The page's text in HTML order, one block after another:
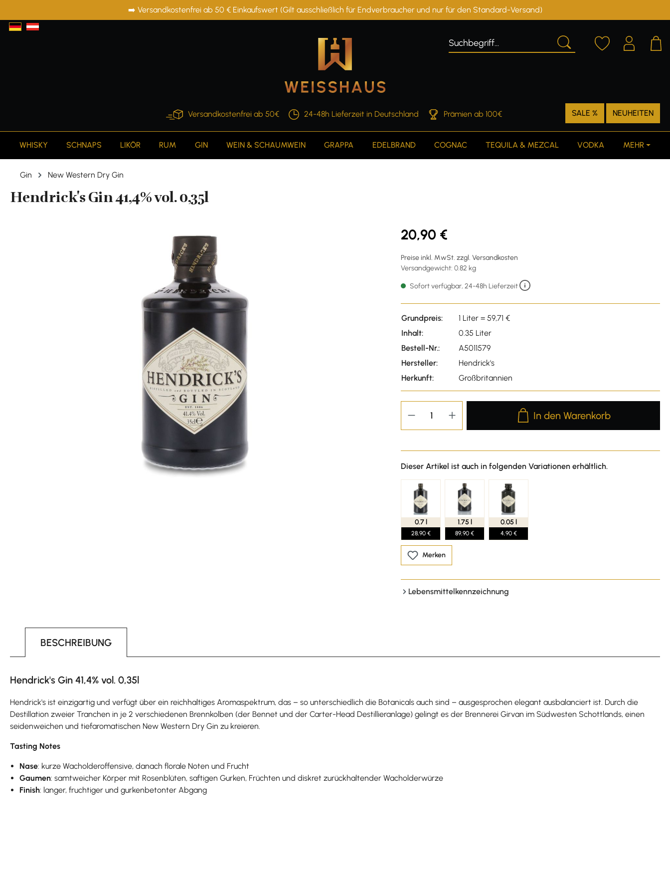
Zur Hauptnavigation springen➡️ Versandkostenfrei ab 50 € Einkaufswert (Gilt ausschließlich für Endverbraucher und nur für den Standard-Versand)
Versandkostenfrei ab 50€ 24-48h Lieferzeit in Deutschland Prämien ab 100€ SALE % NEUHEITEN
WHISKY SCHNAPS LIKÖR RUM GIN WEIN & SCHAUMWEIN GRAPPA EDELBRAND COGNAC TEQUILA & MEZCAL VODKA MEHR
Gin New Western Dry Gin
Hendrick's Gin 41,4% vol. 0,35l
20,90 €
Preise inkl. MwSt. zzgl. Versandkosten
Versandgewicht: 0.82 kg
Sofort verfügbar, 24-48h Lieferzeit
Grundpreis:
1 Liter = 59,71 €
Inhalt:
0.35 Liter
Bestell-Nr.:
A5011579
Hersteller:
Hendrick's
Herkunft:
Großbritannien
Produkt Anzahl: Gib den
In den Warenkorb
Dieser Artikel ist auch in folgenden Variationen erhältlich.
0.7 l
28,90 €
1.75 l
89,90 €
0.05 l
4,90 €
Merken
Lebensmittelkennzeichnung
BESCHREIBUNG
Hendrick's Gin 41,4% vol. 0,35l
Hendrick's ist einzigartig und verfügt über ein reichhaltiges Aromaspektrum, das – so unterschiedlich die Botanicals auch sind – ausgesprochen elegant ausbalanciert ist. Durch die
Destillation zweier Tranchen in je 2 verschiedenen Brennkolben (der Bennet und der Carter-Head Destillieranlage) gelingt es der Brennerei Girvan im Südwesten Schottlands, einen
seidenweichen und tiefaromatischen New Western Dry Gin zu kreieren.
Tasting Notes
Nase: kurze Wacholderoffensive, danach florale Noten und Frucht
Gaumen: samtweicher Körper mit Rosenblüten, saftigen Gurken, Früchten und diskret zurückhaltender Wacholderwürze
Finish: langer, fruchtiger und gurkenbetonter Abgang